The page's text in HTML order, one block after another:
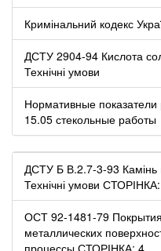
Кримінальний кодекс
ДСТУ 2904-94 Кислота
Технічні умови
Нормативные
15.05 стекольные работы
ДСТУ Б В.2.7-3-93 Камінь
Технічні умови
ОСТ 92-1481-79
металлических
процессы СТОРІНКА: 4